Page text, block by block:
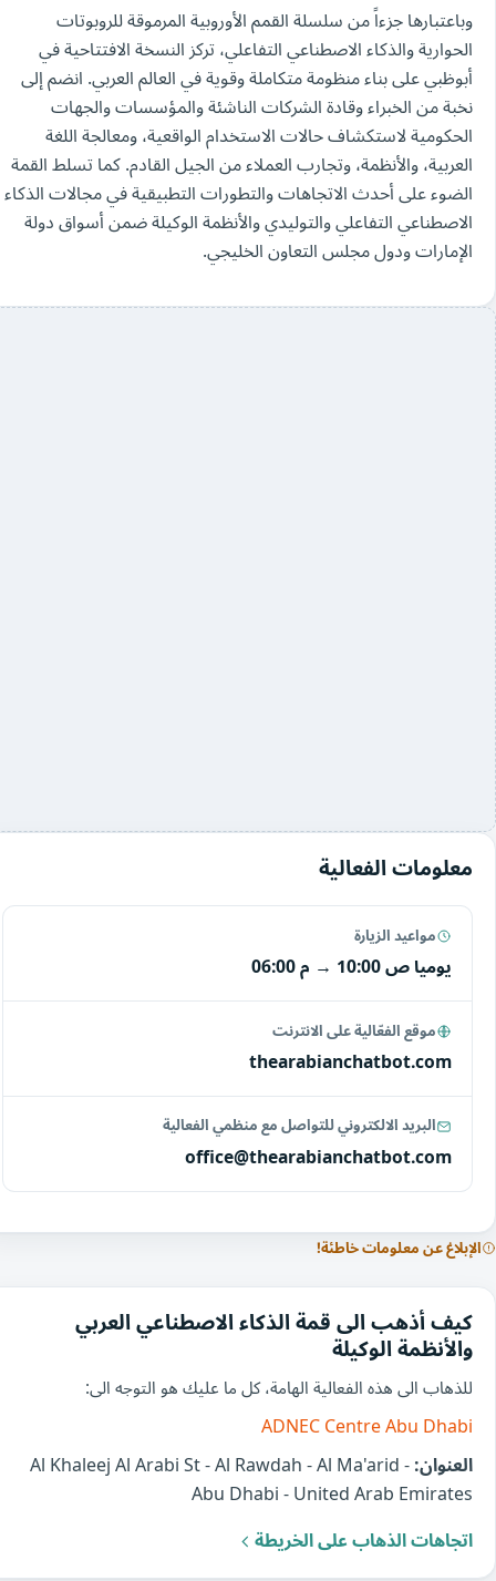
وباعتبارها جزءاً من سلسلة القمم الأوروبية المرموقة للروبوتات
الحوارية والذكاء الاصطناعي التفاعلي، تركز النسخة الافتتاحية في
أبوظبي على بناء منظومة متكاملة وقوية في العالم العربي. انضم إلى
نخبة من الخبراء وقادة الشركات الناشئة والمؤسسات والجهات
الحكومية لاستكشاف حالات الاستخدام الواقعية، ومعالجة اللغة
العربية، والأنظمة، وتجارب العملاء من الجيل القادم. كما تسلط القمة
الضوء على أحدث الاتجاهات والتطورات التطبيقية في مجالات الذكاء
الاصطناعي التفاعلي والتوليدي والأنظمة الوكيلة ضمن أسواق دولة
الإمارات ودول مجلس التعاون الخليجي.
معلومات الفعالية
مواعيد الزيارة
يوميا10:00 ص → 06:00 م
موقع الفعّالية على الانترنت
thearabianchatbot.com
البريد الالكتروني للتواصل مع منظمي الفعالية
office@thearabianchatbot.com
الإبلاغ عن معلومات خاطئة!
كيف أذهب الى قمة الذكاء الاصطناعي العربي
والأنظمة الوكيلة
للذهاب الى هذه الفعالية الهامة، كل ما عليك هو التوجه الى:
ADNEC Centre Abu Dhabi
العنوان:Al Khaleej Al Arabi St - Al Rawdah - Al Ma'arid -
Abu Dhabi - United Arab Emirates
اتجاهات الذهاب على الخريطة